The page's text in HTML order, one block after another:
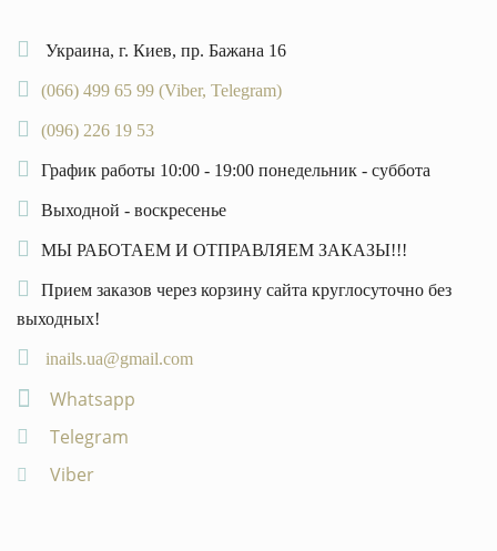
Украина, г. Киев, пр. Бажана 16
(066) 499 65 99 (Viber, Telegram)
(096) 226 19 53
График работы 10:00 - 19:00 понедельник - суббота
Выходной - воскресенье
МЫ РАБОТАЕМ И ОТПРАВЛЯЕМ ЗАКАЗЫ!!!
Прием заказов через корзину сайта круглосуточно без
выходных!
inails.ua@gmail.com
Whatsapp
Telegram
Viber